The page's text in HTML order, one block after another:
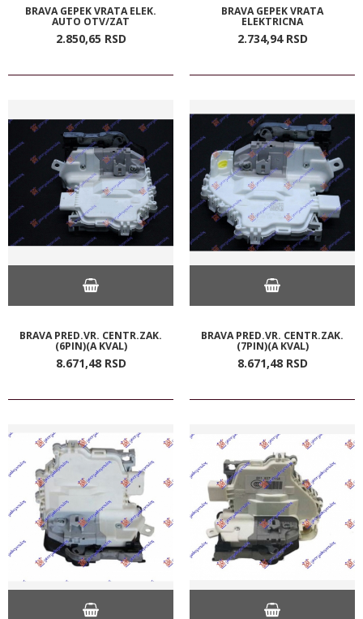
BRAVA GEPEK VRATA ELEK.
AUTO OTV/ZAT
2.850,65 RSD
BRAVA GEPEK VRATA
ELEKTRICNA
2.734,94 RSD
BRAVA PRED.VR. CENTR.ZAK.
(6PIN)(A KVAL)
8.671,48 RSD
BRAVA PRED.VR. CENTR.ZAK.
(7PIN)(A KVAL)
8.671,48 RSD